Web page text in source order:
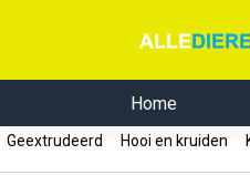
Home
Geextrudeerd Hooi en kruiden